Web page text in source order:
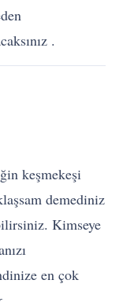
.
keşmekeşi
demediniz
Kimseye
en çok